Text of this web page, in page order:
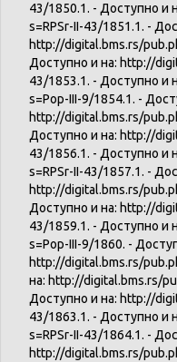
43/1850.1. - Доступно и
s=RPSr-II-43/1851.1. -
http://digital.bms.rs/
Доступно и на: http://
43/1853.1. - Доступно и
s=Pop-III-9/1854.1. -
http://digital.bms.rs/
Доступно и на: http://
43/1856.1. - Доступно и
s=RPSr-II-43/1857.1. -
http://digital.bms.rs/
Доступно и на: http://
43/1859.1. - Доступно и
s=Pop-III-9/1860. -
http://digital.bms.rs/
на: http://digital.bms.rs/
Доступно и на: http://
43/1863.1. - Доступно и
s=RPSr-II-43/1864.1. -
http://digital.bms.rs/